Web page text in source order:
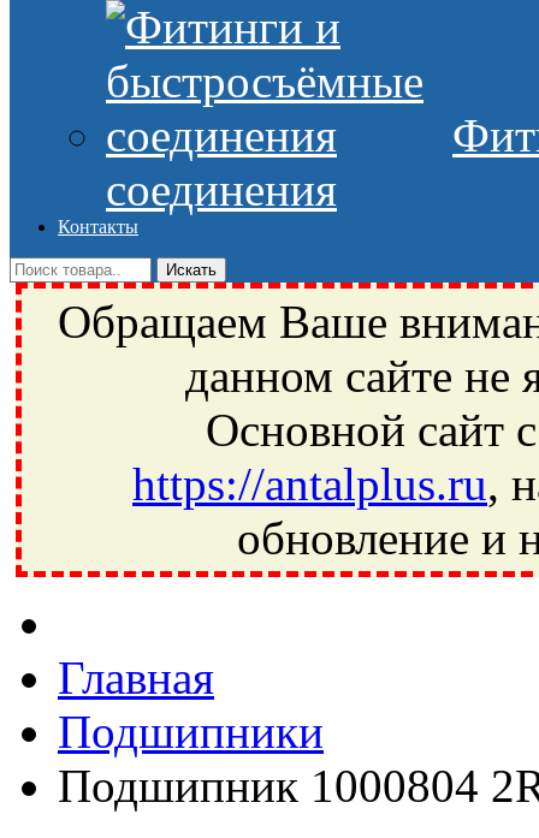
соединения
Контакты
Обращаем Ваше
данном сайте не
Основной сайт
https://antalplus.ru,
обновление и
Ивантеевка, подшипники, пневматика, метизы, техника,
Главная
Подшипники
Подшипник 1000804